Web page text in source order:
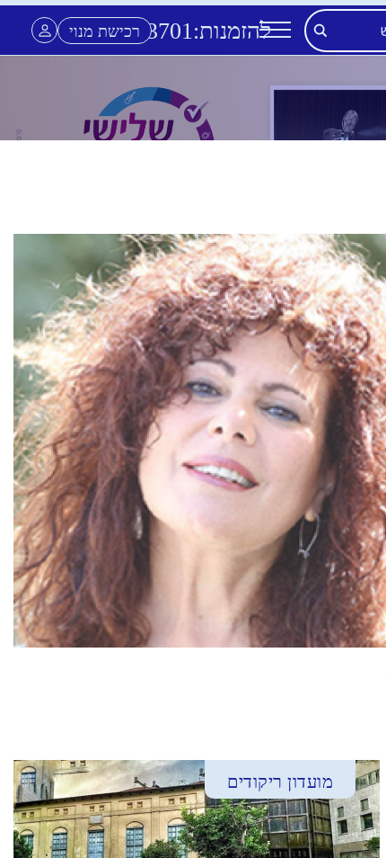
להזמנות: *3701 רכישת מנוי
מועדון ריקודים